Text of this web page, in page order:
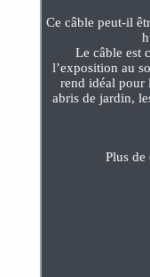
Ce câble peut-il
Le câble est
l’exposition au
rend idéal pour
abris de jardin,
Plus